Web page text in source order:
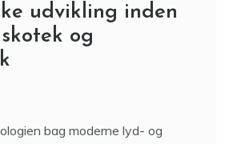
udvikling inden
og
bag moderne lyd- og